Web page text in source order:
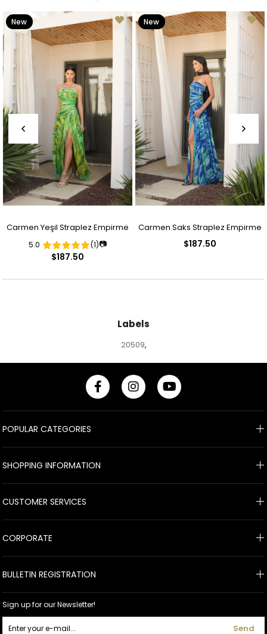
Carmen Yeşil Straplez Empirme
Abiye Elbise
5.0 (1)📷
$187.50
New
Item
Carmen Saks Straplez Empirme
$187.50
New
Item
Labels
20509,
POPULAR CATEGORIES
SHOPPING INFORMATION
CUSTOMER SERVICES
CORPORATE
BULLETIN REGISTRATION
Sign up for our Newsletter!
Send